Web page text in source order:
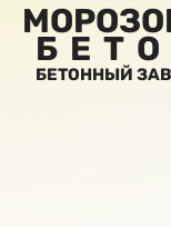
БЕТОННЫЙ